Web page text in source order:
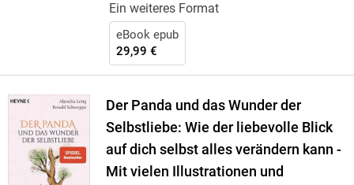
Ein weiteres Format
eBook epub
29,99 €
Der Panda und das Wunder der
Selbstliebe: Wie der liebevolle Blick
auf dich selbst alles verändern kann -
Mit vielen Illustrationen und